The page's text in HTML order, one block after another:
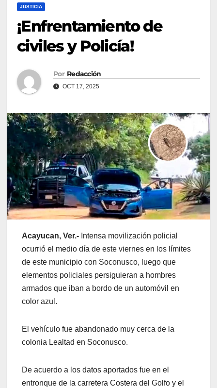
JUSTICIA
¡Enfrentamiento de
civiles y Policía!
Por Redacción
OCT 17, 2025
Acayucan, Ver.- Intensa movilización policial
ocurrió el medio día de este viernes en los límites
de este municipio con Soconusco, luego que
elementos policiales persiguieran a hombres
armados que iban a bordo de un automóvil en
color azul.
El vehículo fue abandonado muy cerca de la
colonia Lealtad en Soconusco.
De acuerdo a los datos aportados fue en el
entronque de la carretera Costera del Golfo y el